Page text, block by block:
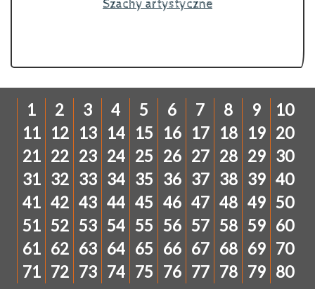
Szachy artystyczne
1 2 3 4 5 6 7 8 9
10
11
12 13 14 15 16 17 18 19 20
21 22 23 24 25 26 27 28 29 30
31 32 33 34 35 36 37 38 39 40
41 42 43 44 45 46 47 48 49 50
51 52 53 54 55 56 57 58 59 60
61 62 63 64 65 66 67 68 69 70
71 72 73 74 75 76 77 78 79 80